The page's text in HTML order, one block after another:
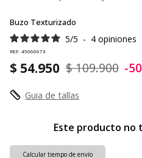
Buzo Texturizado
5/5 - 4 opiniones
REF. 45060673
$ 54.950 $ 109.900 -
Guia de tallas
Este producto no
Calcular tiempo de envío